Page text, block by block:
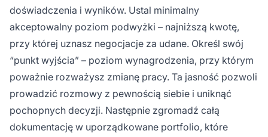
doświadczenia i wyników. Ustal minimalny
akceptowalny poziom podwyżki – najniższą kwotę,
przy której uznasz negocjacje za udane. Określ swój
“punkt wyjścia” – poziom wynagrodzenia, przy którym
poważnie rozważysz zmianę pracy. Ta jasność pozwoli
prowadzić rozmowy z pewnością siebie i uniknąć
pochopnych decyzji. Następnie zgromadź całą
dokumentację w uporządkowane portfolio, które